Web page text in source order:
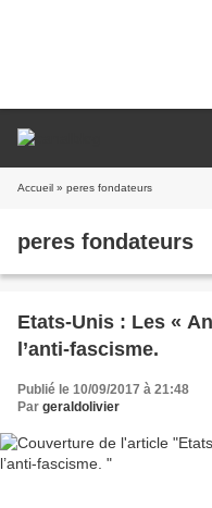
Accueil » peres fondateurs
peres fondateurs
Etats-Unis : Les «
l’anti-fascisme.
Publié le 10/09/2017 à 21:48
Par geraldolivier